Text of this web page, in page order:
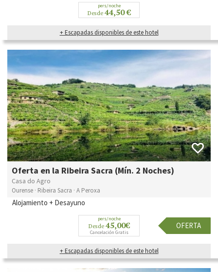
pers/noche
Desde 44,50 €
+ Escapadas disponibles de este hotel
Oferta en la Ribeira Sacra (Mín. 2 Noches)
Casa do Agro
Ourense · Ribeira Sacra · A Peroxa
Alojamiento + Desayuno
pers/noche
Desde 45,00€
Cancelación Gratis
OFERTA
+ Escapadas disponibles de este hotel